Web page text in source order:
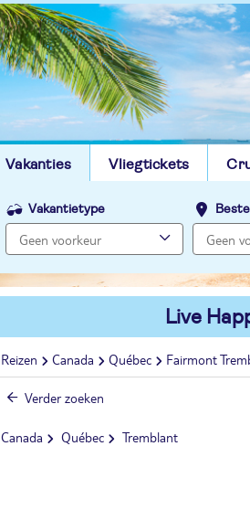
Vakanties Vliegtickets
Vakantietype
Live
Reizen Canada Québec Fairmont
Verder zoeken
Canada Québec Tremblant